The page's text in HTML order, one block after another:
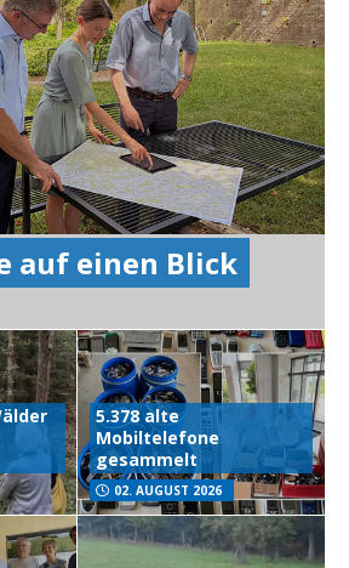
auf einen Blick
5.378 alte
Mobiltelefone
gesammelt
02. AUGUST 2026